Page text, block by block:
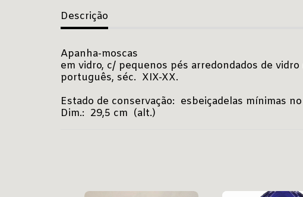
Descrição
Apanha-moscas
em vidro, c/ pequenos pés arredondados de
português, séc. XIX-XX.
Estado de conservação: esbeiçadelas mínimas
Dim.: 29,5 cm (alt.)